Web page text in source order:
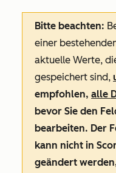
Bitte beachten:
einer
aktuelle Werte,
gespeichert sind,
empfohlen, alle
bevor Sie den
bearbeiten. Der
kann nicht in
geändert